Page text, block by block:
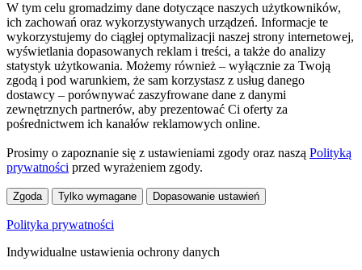
W tym celu gromadzimy dane dotyczące naszych użytkowników,
ich zachowań oraz wykorzystywanych urządzeń. Informacje te
wykorzystujemy do ciągłej optymalizacji naszej strony internetowej,
wyświetlania dopasowanych reklam i treści, a także do analizy
statystyk użytkowania. Możemy również – wyłącznie za Twoją
zgodą i pod warunkiem, że sam korzystasz z usług danego
dostawcy – porównywać zaszyfrowane dane z danymi
zewnętrznych partnerów, aby prezentować Ci oferty za
pośrednictwem ich kanałów reklamowych online.
Prosimy o zapoznanie się z ustawieniami zgody oraz naszą Polityką
prywatności przed wyrażeniem zgody.
Zgoda Tylko wymagane Dopasowanie ustawień
Polityka prywatności
Indywidualne ustawienia ochrony danych